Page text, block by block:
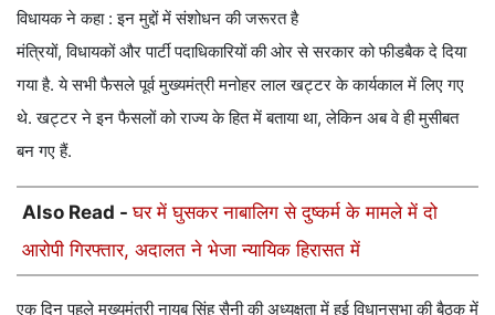
विधायक ने कहा : इन मुद्दों में संशोधन की जरूरत है
मंत्रियों, विधायकों और पार्टी पदाधिकारियों की ओर से सरकार को फीडबैक दे दिया
गया है. ये सभी फैसले पूर्व मुख्यमंत्री मनोहर लाल खट्टर के कार्यकाल में लिए गए
थे. खट्टर ने इन फैसलों को राज्य के हित में बताया था, लेकिन अब वे ही मुसीबत
बन गए हैं.
Also Read -घर में घुसकर नाबालिग से दुष्कर्म के मामले में दो
आरोपी गिरफ्तार, अदालत ने भेजा न्यायिक हिरासत में
एक दिन पहले मुख्यमंत्री नायब सिंह सैनी की अध्यक्षता में हुई विधानसभा की बैठक में